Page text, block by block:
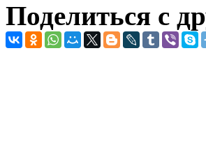
Поделиться с